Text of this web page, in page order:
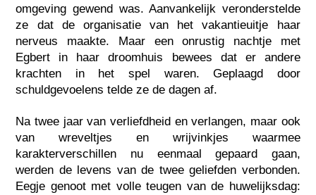
omgeving gewend was. Aanvankelijk veronderstelde
ze dat de organisatie van het vakantieuitje haar
nerveus maakte. Maar een onrustig nachtje met
Egbert in haar droomhuis bewees dat er andere
krachten in het spel waren. Geplaagd door
schuldgevoelens telde ze de dagen af.
Na twee jaar van verliefdheid en verlangen, maar ook
van wreveltjes en wrijvinkjes waarmee
karakterverschillen nu eenmaal gepaard gaan,
werden de levens van de twee geliefden verbonden.
Eegje genoot met volle teugen van de huwelijksdag: